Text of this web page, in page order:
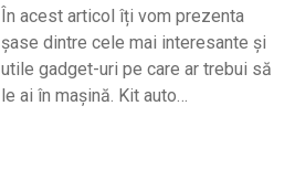
În acest articol îți vom prezenta
șase dintre cele mai interesante și
utile gadget-uri pe care ar trebui să
le ai în mașină. Kit auto…